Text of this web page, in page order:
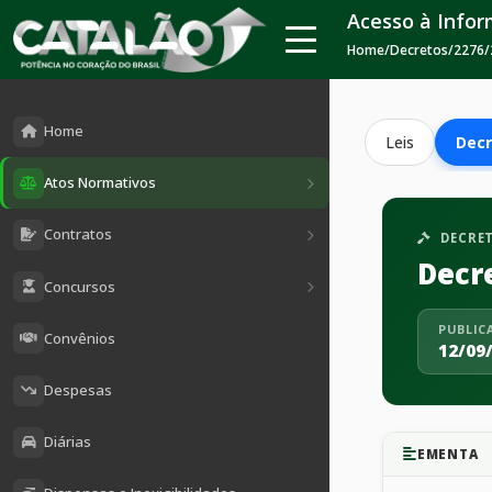
Home
Atos Normativos
Contratos
Concursos
Convênios
Despesas
Diárias
Acesso à
Home/Decretos/
Leis
12/
EMENTA